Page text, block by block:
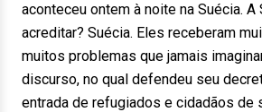
aconteceu ontem à noite na Suécia. A
acreditar? Suécia. Eles receberam
muitos problemas que jamais
discurso, no qual defendeu seu
entrada de refugiados e cidadãos de